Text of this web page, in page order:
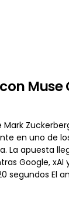
en uno de
La apuesta
Google,
segundos El